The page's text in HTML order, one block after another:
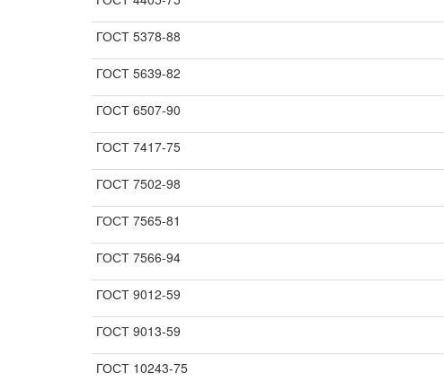
ГОСТ 5378-88
ГОСТ 5639-82
ГОСТ 6507-90
ГОСТ 7417-75
ГОСТ 7502-98
ГОСТ 7565-81
ГОСТ 7566-94
ГОСТ 9012-59
ГОСТ 9013-59
ГОСТ 10243-75